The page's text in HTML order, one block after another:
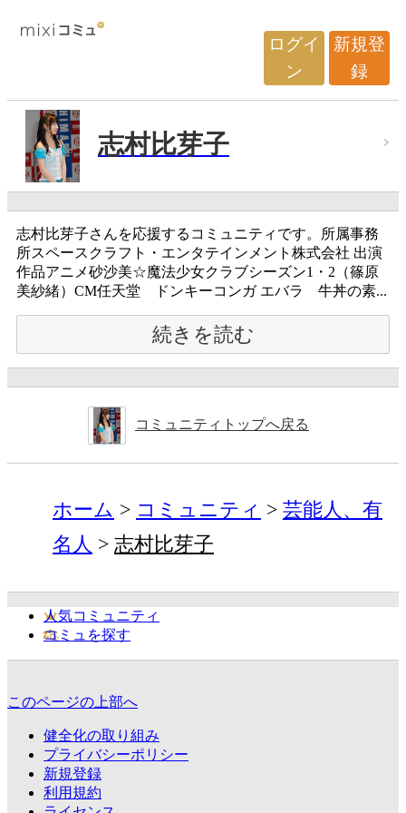
ログイ
ン
新規登
録
志村比芽子
志村比芽子さんを応援するコミュニティです。所属事務
所スペースクラフト・エンタテインメント株式会社 出演
作品アニメ砂沙美☆魔法少女クラブシーズン1・2（篠原
美紗緒）CM任天堂 ドンキーコンガ エバラ 牛丼の素...
続きを読む
コミュニティトップへ戻る
ホーム コミュニティ
芸能人、有
名人
志村比芽子
人気コミュニティ
コミュを探す
このページの上部へ
健全化の取り組み
プライバシーポリシー
新規登録
利用規約